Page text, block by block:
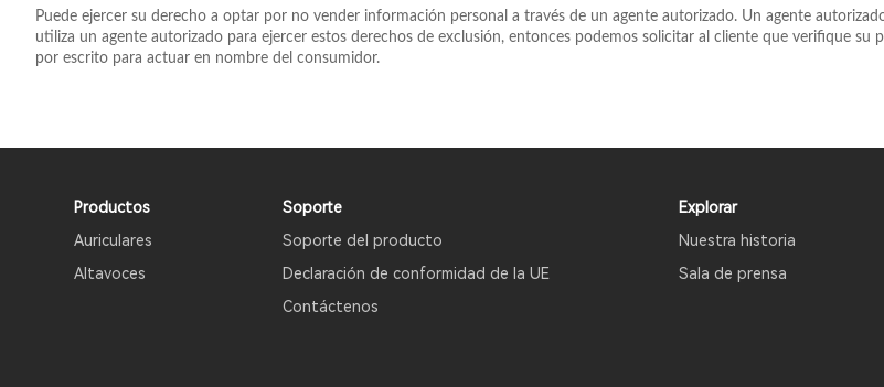
Puede ejercer su derecho a optar por no vender información personal a través de un agente autorizado. Un agente
utiliza un agente autorizado para ejercer estos derechos de exclusión, entonces podemos solicitar al cliente que verifique
por escrito para actuar en nombre del consumidor.
Productos
Auriculares
Altavoces
Soporte
Soporte del producto
Declaración de conformidad de la UE
Contáctenos
Explorar
Nuestra historia
Sala de prensa